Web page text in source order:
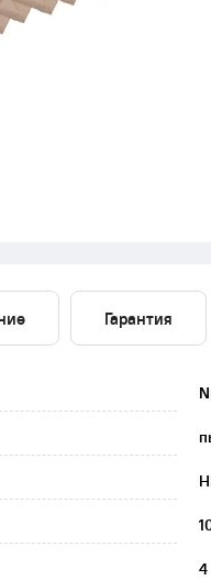
Гарантия
4